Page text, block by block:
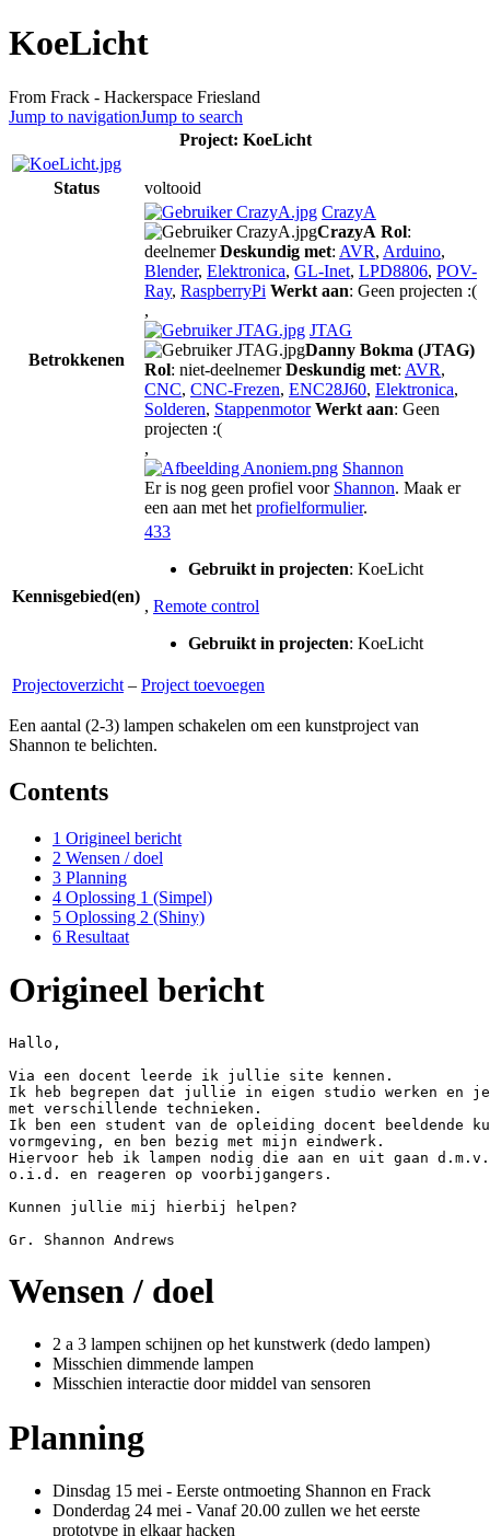
KoeLicht
From Frack - Hackerspace Friesland
Jump to navigationJump to search
Project: KoeLicht
Status voltooid
Betrokkenen
CrazyA
CrazyA Rol:
deelnemerDeskundig met: AVR, Arduino,
Blender, Elektronica, GL-Inet, LPD8806, POV-
Ray, RaspberryPi Werkt aan: Geen projecten :(
,
JTAG
Danny Bokma (JTAG)
Rol: niet-deelnemerDeskundig met: AVR,
CNC, CNC-Frezen, ENC28J60, Elektronica,
Solderen, Stappenmotor Werkt aan: Geen
projecten :(
,
Shannon
Er is nog geen profiel voor Shannon. Maak er
een aan met het profielformulier.
Kennisgebied(en)
433
Gebruikt in projecten: KoeLicht
, Remote control
Gebruikt in projecten: KoeLicht
Projectoverzicht – Project toevoegen
Een aantal (2-3) lampen schakelen om een kunstproject van
Shannon te belichten.
Contents
1 Origineel bericht
2 Wensen / doel
3 Planning
4 Oplossing 1 (Simpel)
5 Oplossing 2 (Shiny)
6 Resultaat
Origineel bericht
Hallo,
Via een docent leerde ik jullie site kennen.
Ik heb begrepen dat jullie in eigen studio werken en je
met verschillende technieken.
Ik ben een student van de opleiding docent beeldende
vormgeving, en ben bezig met mijn eindwerk.
Hiervoor heb ik lampen nodig die aan en uit gaan d.m.v.
o.i.d. en reageren op voorbijgangers.
Kunnen jullie mij hierbij helpen?
Wensen / doel
2 a 3 lampen schijnen op het kunstwerk (dedo lampen)
Misschien dimmende lampen
Misschien interactie door middel van sensoren
Planning
Dinsdag 15 mei - Eerste ontmoeting Shannon en Frack
Donderdag 24 mei - Vanaf 20.00 zullen we het eerste
prototype in elkaar hacken